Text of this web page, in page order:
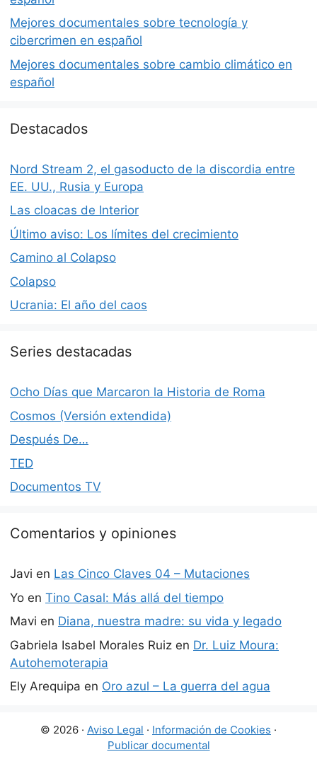
Mejores documentales sobre tecnología y
cibercrimen en español
Mejores documentales sobre cambio climático en
español
Destacados
Nord Stream 2, el gasoducto de la discordia entre
EE. UU., Rusia y Europa
Las cloacas de Interior
Último aviso: Los límites del crecimiento
Camino al Colapso
Colapso
Ucrania: El año del caos
Series destacadas
Ocho Días que Marcaron la Historia de Roma
Cosmos (Versión extendida)
Después De…
TED
Documentos TV
Comentarios y opiniones
Javi en Las Cinco Claves 04 – Mutaciones
Yo en Tino Casal: Más allá del tiempo
Mavi en Diana, nuestra madre: su vida y legado
Gabriela Isabel Morales Ruiz en Dr. Luiz Moura:
Autohemoterapia
Ely Arequipa en Oro azul – La guerra del agua
© 2026 · Aviso Legal · Información de Cookies ·
Publicar documental